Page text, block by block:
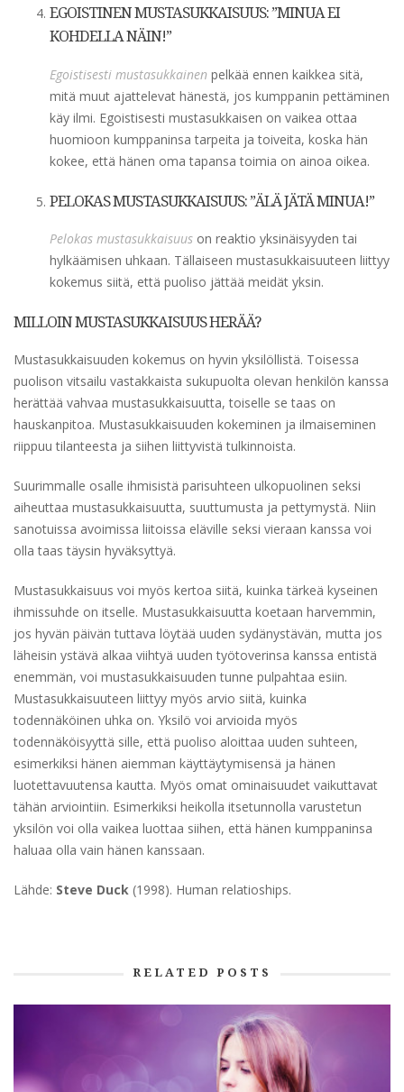
EGOISTINEN MUSTASUKKAISUUS: ”MINUA EI
KOHDELLA NÄIN!”
Egoistisesti mustasukkainen pelkää ennen kaikkea sitä,
mitä muut ajattelevat hänestä, jos kumppanin pettäminen
käy ilmi. Egoistisesti mustasukkaisen on vaikea ottaa
huomioon kumppaninsa tarpeita ja toiveita, koska hän
kokee, että hänen oma tapansa toimia on ainoa oikea.
PELOKAS MUSTASUKKAISUUS: ”ÄLÄ JÄTÄ MINUA!”
Pelokas mustasukkaisuus on reaktio yksinäisyyden tai
hylkäämisen uhkaan. Tällaiseen mustasukkaisuuteen liittyy
kokemus siitä, että puoliso jättää meidät yksin.
MILLOIN MUSTASUKKAISUUS HERÄÄ?
Mustasukkaisuuden kokemus on hyvin yksilöllistä. Toisessa
puolison vitsailu vastakkaista sukupuolta olevan henkilön kanssa
herättää vahvaa mustasukkaisuutta, toiselle se taas on
hauskanpitoa. Mustasukkaisuuden kokeminen ja ilmaiseminen
riippuu tilanteesta ja siihen liittyvistä tulkinnoista.
Suurimmalle osalle ihmisistä parisuhteen ulkopuolinen seksi
aiheuttaa mustasukkaisuutta, suuttumusta ja pettymystä. Niin
sanotuissa avoimissa liitoissa eläville seksi vieraan kanssa voi
olla taas täysin hyväksyttyä.
Mustasukkaisuus voi myös kertoa siitä, kuinka tärkeä kyseinen
ihmissuhde on itselle. Mustasukkaisuutta koetaan harvemmin,
jos hyvän päivän tuttava löytää uuden sydänystävän, mutta jos
läheisin ystävä alkaa viihtyä uuden työtoverinsa kanssa entistä
enemmän, voi mustasukkaisuuden tunne pulpahtaa esiin.
Mustasukkaisuuteen liittyy myös arvio siitä, kuinka
todennäköinen uhka on. Yksilö voi arvioida myös
todennäköisyyttä sille, että puoliso aloittaa uuden suhteen,
esimerkiksi hänen aiemman käyttäytymisensä ja hänen
luotettavuutensa kautta. Myös omat ominaisuudet vaikuttavat
tähän arviointiin. Esimerkiksi heikolla itsetunnolla varustetun
yksilön voi olla vaikea luottaa siihen, että hänen kumppaninsa
haluaa olla vain hänen kanssaan.
Lähde: Steve Duck (1998). Human relatioships.
RELATED POSTS